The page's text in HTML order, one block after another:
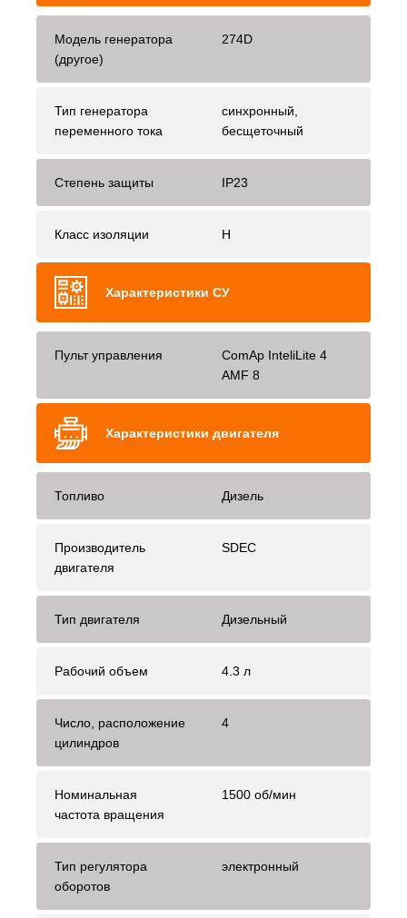
Модель генератора
(другое)
274D
Тип генератора
переменного тока
синхронный,
бесщеточный
Степень защиты IP23
Класс изоляции H
Характеристики СУ
Пульт управления
ComAp InteliLite 4
AMF 8
Характеристики двигателя
Топливо Дизель
Производитель
двигателя
SDEC
Тип двигателя Дизельный
Рабочий объем 4.3 л
Число, расположение
цилиндров
4
Номинальная
частота вращения
1500 об/мин
Тип регулятора
оборотов
электронный